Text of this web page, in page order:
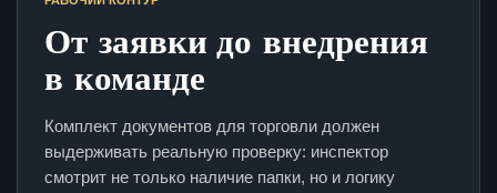
От заявки до внедрения
в команде
Комплект документов для торговли должен
выдерживать реальную проверку: инспектор
смотрит не только наличие папки, но и логику